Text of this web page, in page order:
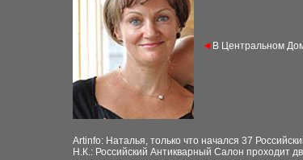
◄ В Центральном
Artinfo: Наталья, только что начался 37
Н.К.: Российский Антикварный Салон проходит